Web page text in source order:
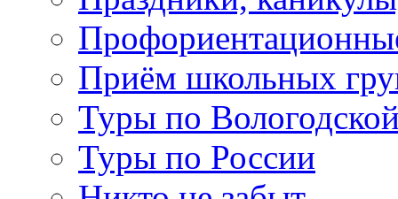
Приём школьных
Туры по
Туры по России